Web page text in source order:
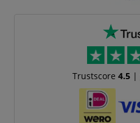
Trustscore 4.5|